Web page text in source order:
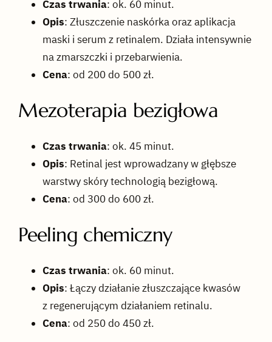
Czas trwania: ok. 60 minut.
Opis: Złuszczenie naskórka oraz aplikacja
maski i serum z retinalem. Działa intensywnie
na zmarszczki i przebarwienia.
Cena: od 200 do 500 zł.
Mezoterapia bezigłowa
Czas trwania: ok. 45 minut.
Opis: Retinal jest wprowadzany w głębsze
warstwy skóry technologią bezigłową.
Cena: od 300 do 600 zł.
Peeling chemiczny
Czas trwania: ok. 60 minut.
Opis: Łączy działanie złuszczające kwasów
z regenerującym działaniem retinalu.
Cena: od 250 do 450 zł.